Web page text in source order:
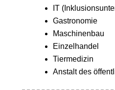
IT
Gastronomie
Maschinenbau
Einzelhandel
Tiermedizin
Anstalt des